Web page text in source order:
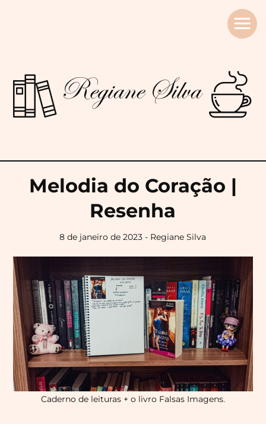
Regiane
Melodia do Coração |
Resenha
8 de janeiro de 2023 - Regiane Silva
Caderno de leituras + o livro Falsas Imagens.